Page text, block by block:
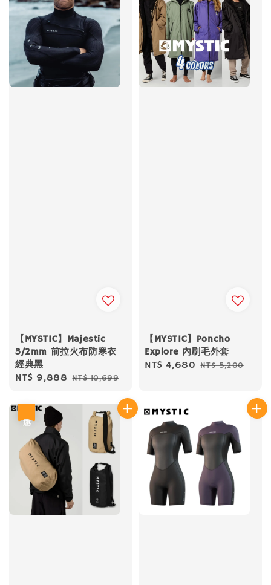
【MYSTIC】Majestic
3/2mm 前拉火布防寒衣
經典黑
Sale
NT$ 9,888 Regular
NT$ 10,699
【MYSTIC】Poncho
Explore 內刷毛外套
Sale
NT$ 4,680 Regular
NT$ 5,200